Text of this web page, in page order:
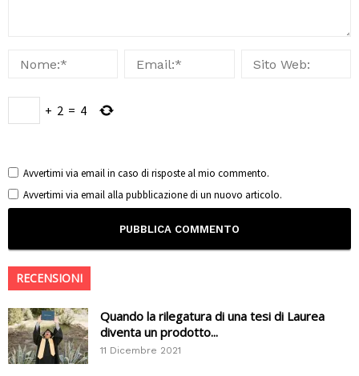
+ 2 = 4
Avvertimi via email in caso di risposte al mio commento.
Avvertimi via email alla pubblicazione di un nuovo articolo.
RECENSIONI
Quando la rilegatura di una tesi di Laurea
diventa un prodotto...
11 Dicembre 2021